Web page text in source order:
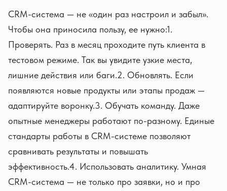
CRM-система — не «один раз настроил и забыл».
Чтобы она приносила пользу, ее нужно:1.
Проверять. Раз в месяц проходите путь клиента в
тестовом режиме. Так вы увидите узкие места,
лишние действия или баги.2. Обновлять. Если
появляются новые продукты или этапы продаж —
адаптируйте воронку.3. Обучать команду. Даже
опытные менеджеры работают по-разному. Единые
стандарты работы в CRM-системе позволяют
сравнивать результаты и повышать
эффективность.4. Использовать аналитику. Умная
CRM-система — не только про заявки, но и про